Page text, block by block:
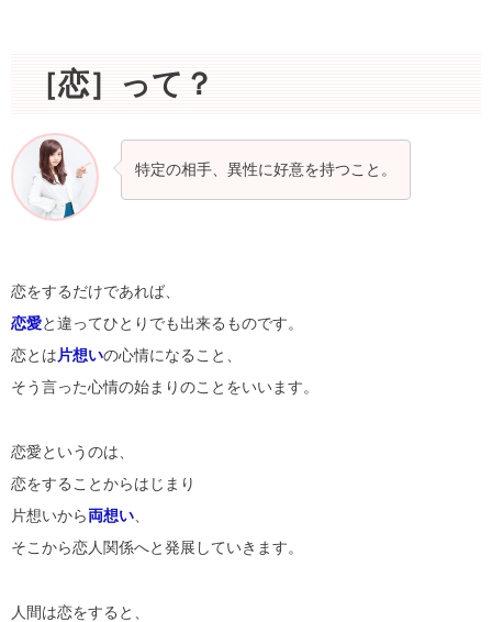
［恋］って？
特定の相手、異性に好意を持つこと。
恋をするだけであれば、
恋愛と違ってひとりでも出来るものです。
恋とは片想いの心情になること、
そう言った心情の始まりのことをいいます。
恋愛というのは、
恋をすることからはじまり
片想いから両想い
そこから恋人関係へと発展していきます。
人間は恋をすると、